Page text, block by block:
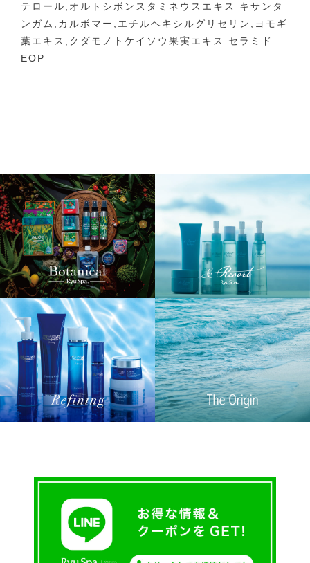
テロール,オルトシボンスタミネウスエキス キサンタ
ンガム,カルボマー,エチルヘキシルグリセリン,ヨモギ
葉エキス,クダモノトケイソウ果実エキス セラミド
EOP